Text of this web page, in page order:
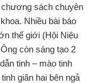
chương sách chuyên
Nhiều bài báo
thế giới (Hội Niệu
còn sáng tạo 2
tinh – mào tinh
giãn hai bên ngả